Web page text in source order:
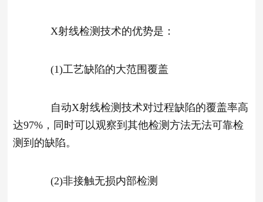
X射线检测技术的优势是：
(1)工艺缺陷的大范围覆盖
自动X射线检测技术对过程缺陷的覆盖率高
达97%，同时可以观察到其他检测方法无法可靠检
测到的缺陷。
(2)非接触无损内部检测